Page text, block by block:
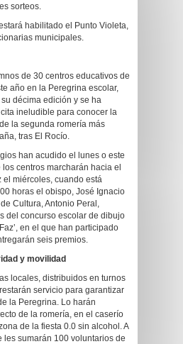
sorteos.
habilitado el Punto Violeta,
municipales.
de 30 centros educativos de
año en la Peregrina escolar,
décima edición y se ha
ineludible para conocer la
la segunda romería más
tras El Rocío.
han acudido el lunes o este
centros marcharán hacia el
el miércoles, cuando está
horas el obispo, José Ignacio
Cultura, Antonio Peral,
del concurso escolar de dibujo
en el que han participado
seis premios.
y movilidad
locales, distribuidos en turnos
servicio para garantizar
la Peregrina. Lo harán
de la romería, en el caserío
de la fiesta 0.0 sin alcohol. A
les sumarán 100 voluntarios de